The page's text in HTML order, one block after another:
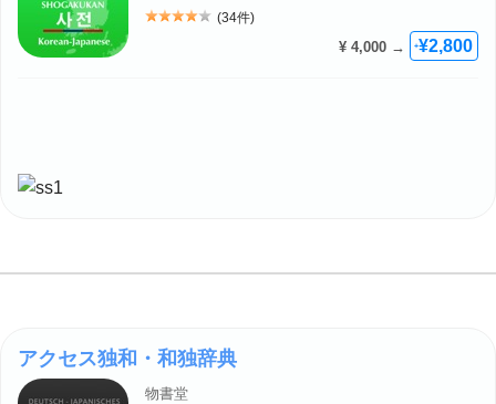
評価: 4
(34件)
¥ 4,000 → +¥2,800
アクセス独和・和独辞典
物書堂